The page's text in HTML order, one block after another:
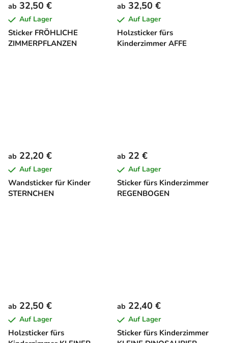
Sticker FRÖHLICHE
ZIMMERPFLANZEN
ab 32,50 €
Auf Lager
Holzsticker fürs
Kinderzimmer AFFE
ab 32,50 €
Auf Lager
Wandsticker für Kinder
STERNCHEN
ab 22,20 €
Auf Lager
Sticker fürs Kinderzimmer
REGENBOGEN
ab 22 €
Auf Lager
Holzsticker fürs
ab 22,50 €
Auf Lager
Sticker fürs Kinderzimmer
ab 22,40 €
Auf Lager